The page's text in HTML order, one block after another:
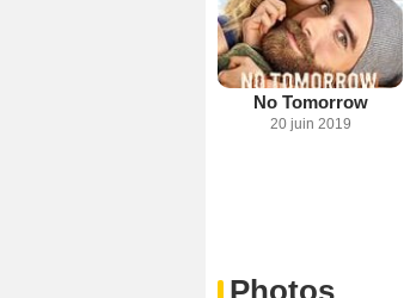
No Tomorrow
20 juin 2019